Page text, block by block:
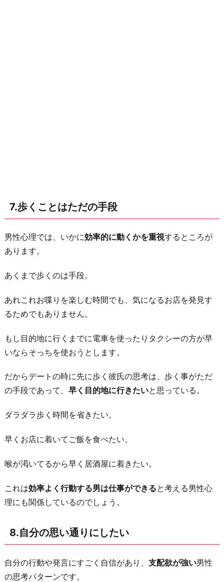
7.歩くことはただの手段
男性心理では、いかに効率的に動くかを重視するところが
あります。
あくまで歩くのは手段。
あれこれお喋りを楽しむ時間でも、気になるお店を発見す
るためでもありません。
もし目的地に行くまでに電車を使ったりタクシーの方が早
いならそっちを使おうとします。
だからデートの時に先に歩く彼氏の思考は、歩く事がただ
の手段であって、 早く目的地に行きたいと思っている。
ダラダラ歩く時間を省きたい。
早くお店に着いてご飯を食べたい。
喉が渇いてるから早く居酒屋に着きたい。
これは効率よく行動する男は仕事ができると考える男性心
理にも関係しているのでしょう。
8.自分の思い通りにしたい
自分の行動や発言にすごく自信があり、 支配欲が強い男性
の思考パターンです。